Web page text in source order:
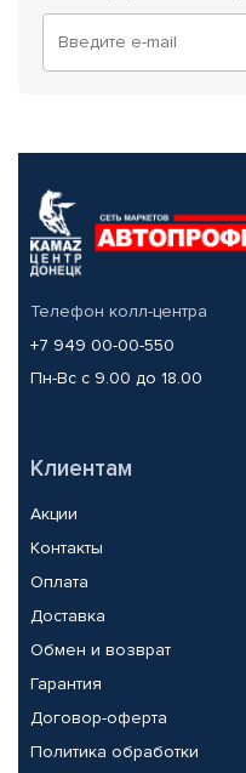
Телефон колл-центра
+7 949 00-00-550
Пн-Вс с 9.00 до 18.00
Клиентам
Акции
Контакты
Оплата
Доставка
Обмен и возврат
Гарантия
Договор-оферта
Политика обработки